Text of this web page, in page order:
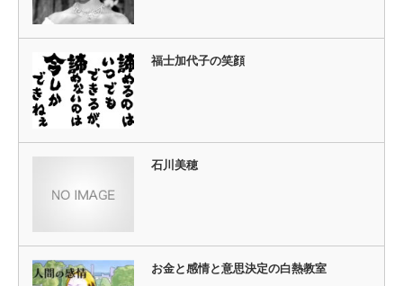
福士加代子の笑顔
石川美穂
お金と感情と意思決定の白熱教室